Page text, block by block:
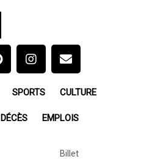
SPORTS CULTURE
DÉCÈS EMPLOIS
Billet